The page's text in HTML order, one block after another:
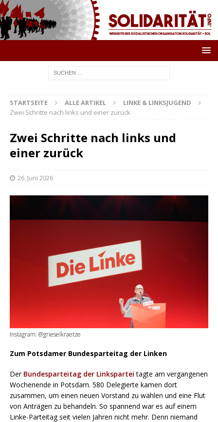
STARTSEITE ALLE ARTIKEL
LINKE & LINKSJUGEND
Zwei Schritte nach links und einer zurück
Zwei Schritte nach links und
einer zurück
26. Juni 2026
Instagram: @grieselkraetze
Zum Potsdamer Bundesparteitag der Linken
Der Bundesparteitag der Linkspartei tagte am vergangenen
Wochenende in Potsdam. 580 Delegierte kamen dort
zusammen, um einen neuen Vorstand zu wählen und eine Flut
von Anträgen zu behandeln. So spannend war es auf einem
Linke-Parteitag seit vielen Jahren nicht mehr. Denn niemand